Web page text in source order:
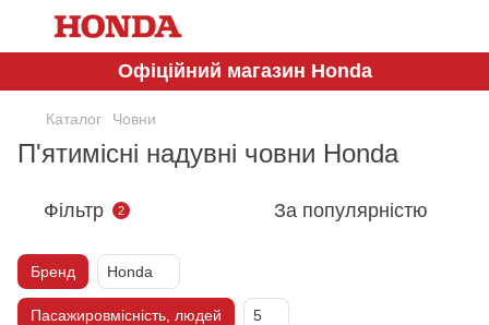
Офіційний магазин Honda
Каталог Човни
П'ятимісні надувні човни Honda
Фільтр 2 За популярністю
Бренд Honda
Пасажировмісність, людей 5